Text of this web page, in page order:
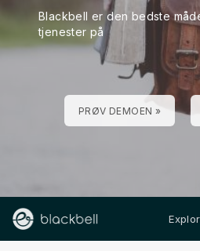
Blackbell er den bedste
tjenester på
PRØV DEMOEN »